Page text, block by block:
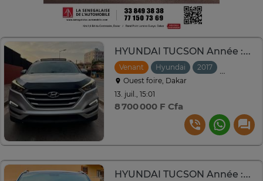
HYUNDAI TUCSON Année :2017
Venant Hyundai 2017
Ouest foire, Dakar
13. juil., 15:01
8 700 000 F Cfa
HYUNDAI TUCSON Année :2017